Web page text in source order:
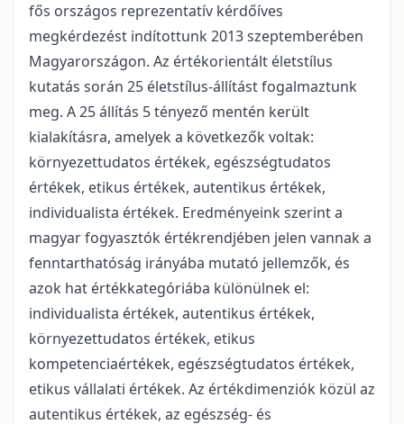
fős országos reprezentatív kérdőíves
megkérdezést indítottunk 2013 szeptemberében
Magyarországon. Az értékorientált életstílus
kutatás során 25 életstílus-állítást fogalmaztunk
meg. A 25 állítás 5 tényező mentén került
kialakításra, amelyek a következők voltak:
környezettudatos értékek, egészségtudatos
értékek, etikus értékek, autentikus értékek,
individualista értékek. Eredményeink szerint a
magyar fogyasztók értékrendjében jelen vannak a
fenntarthatóság irányába mutató jellemzők, és
azok hat értékkategóriába különülnek el:
individualista értékek, autentikus értékek,
környezettudatos értékek, etikus
kompetenciaértékek, egészségtudatos értékek,
etikus vállalati értékek. Az értékdimenziók közül az
autentikus értékek, az egészség- és